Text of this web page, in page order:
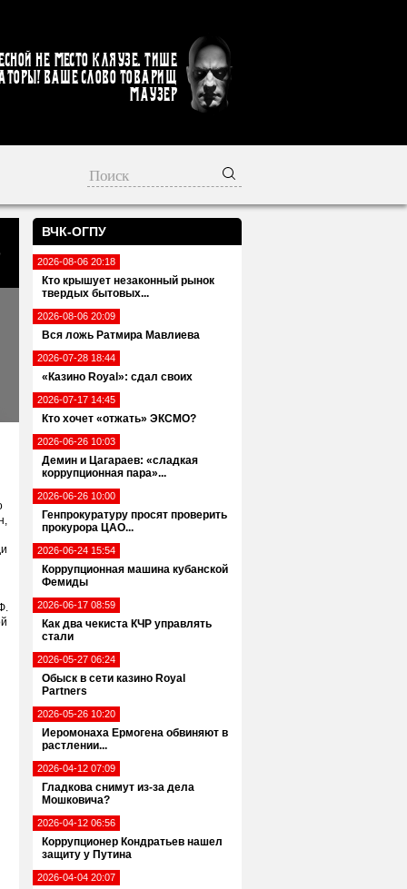
не место кляузе. Тише
Ваше слово товарищ
Маузер
ВЧК-ОГПУ
2026-08-06 20:18
Кто крышует незаконный рынок
твердых бытовых...
2026-08-06 20:09
Вся ложь Ратмира Мавлиева
2026-07-28 18:44
«Казино Royal»: сдал своих
2026-07-17 14:45
Кто хочет «отжать» ЭКСМО?
2026-06-26 10:03
Демин и Цагараев: «сладкая
коррупционная пара»...
2026-06-26 10:00
Генпрокуратуру просят проверить
прокурора ЦАО...
2026-06-24 15:54
Коррупционная машина кубанской
Фемиды
2026-06-17 08:59
Как два чекиста КЧР управлять
стали
2026-05-27 06:24
Обыск в сети казино Royal
Partners
2026-05-26 10:20
Иеромонаха Ермогена обвиняют в
растлении...
2026-04-12 07:09
Гладкова снимут из-за дела
Мошковича?
2026-04-12 06:56
Коррупционер Кондратьев нашел
защиту у Путина
2026-04-04 20:07